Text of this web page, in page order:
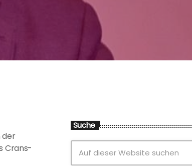
der
Crans-
Suche